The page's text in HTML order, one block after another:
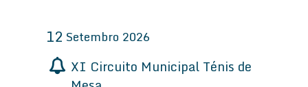
12 Setembro 2026
XI Circuito Municipal Ténis de